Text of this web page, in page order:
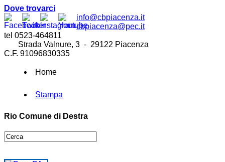
Dove trovarci
info@cbpiacenza.it
cbpiacenza@pec.it
tel 0523-464811
Strada Valnure, 3 - 29122 Piacenza
C.F. 91096830335
Home
Stampa
Rio Comune di Destra